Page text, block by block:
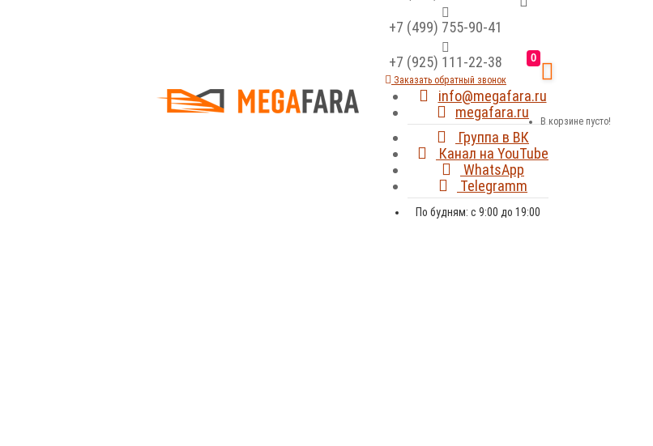
+7 (499) 755-90-41
+7 (925) 111-22-38
Заказать обратный звонок
info@megafara.ru
megafara.ru
Группа в ВК
Канал на YouTube
WhatsApp
Telegramm
По будням: с 9:00 до 19:00
0
В корзине пусто!